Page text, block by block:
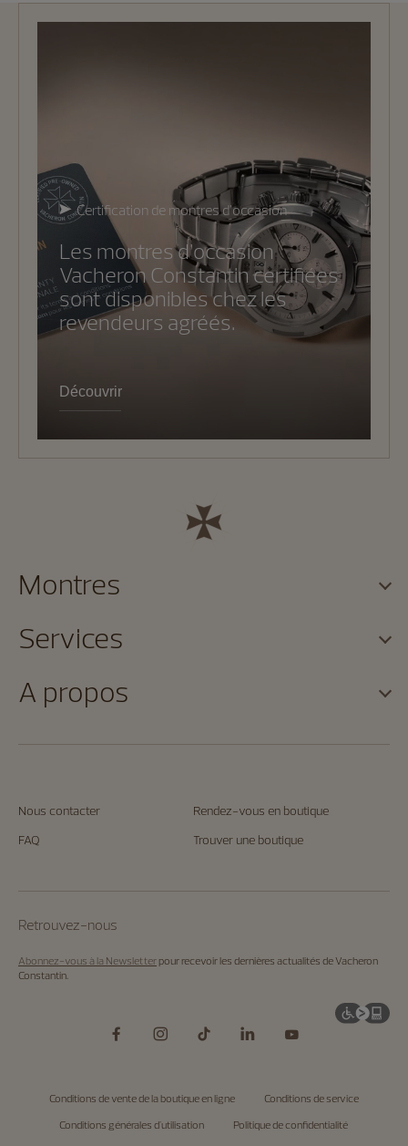
Certification de montres d’occasion
Les montres d’occasion
Vacheron Constantin certifiées
sont disponibles chez les
revendeurs agréés.
Découvrir
Nous contacter
Rendez-vous en boutique
FAQ
Trouver une boutique
Retrouvez-nous
Abonnez-vous à la Newsletter pour recevoir les dernières actualités de Vacheron
Constantin.
Montres
Services
A propos
Conditions de vente de la boutique en ligne
Conditions de service
Conditions générales d'utilisation
Politique de confidentialité